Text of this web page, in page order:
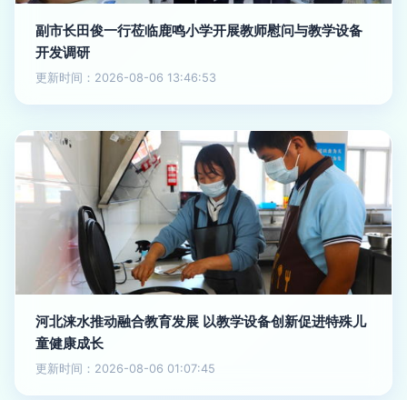
副市长田俊一行莅临鹿鸣小学开展教师慰问与教学设备
开发调研
更新时间：2026-08-06 13:46:53
河北涞水推动融合教育发展 以教学设备创新促进特殊儿
童健康成长
更新时间：2026-08-06 01:07:45